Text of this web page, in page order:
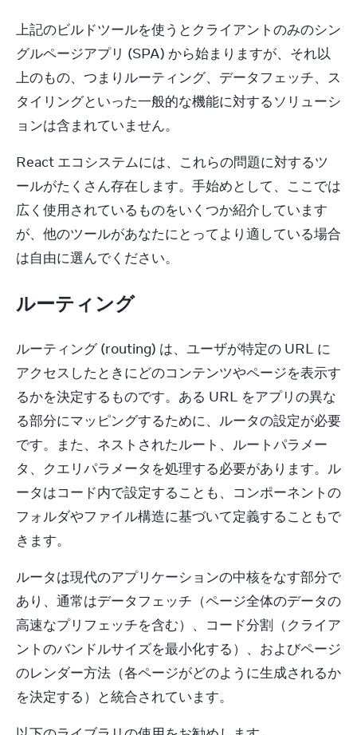
上記のビルドツールを使うとクライアントのみのシン
グルページアプリ (SPA) から始まりますが、それ以
上のもの、つまりルーティング、データフェッチ、ス
タイリングといった一般的な機能に対するソリューシ
ョンは含まれていません。
React エコシステムには、これらの問題に対するツ
ールがたくさん存在します。手始めとして、ここでは
広く使用されているものをいくつか紹介しています
が、他のツールがあなたにとってより適している場合
は自由に選んでください。
ルーティング
ルーティング (routing) は、ユーザが特定の URL に
アクセスしたときにどのコンテンツやページを表示す
るかを決定するものです。ある URL をアプリの異な
る部分にマッピングするために、ルータの設定が必要
です。また、ネストされたルート、ルートパラメー
タ、クエリパラメータを処理する必要があります。ル
ータはコード内で設定することも、コンポーネントの
フォルダやファイル構造に基づいて定義することもで
きます。
ルータは現代のアプリケーションの中核をなす部分で
あり、通常はデータフェッチ（ページ全体のデータの
高速なプリフェッチを含む）、コード分割（クライア
ントのバンドルサイズを最小化する）、およびページ
のレンダー方法（各ページがどのように生成されるか
を決定する）と統合されています。